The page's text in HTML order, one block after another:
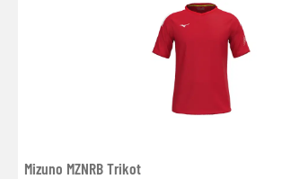
Mizuno MZNRB Trikot